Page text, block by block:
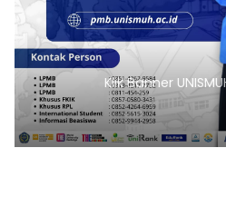
Klik Banner